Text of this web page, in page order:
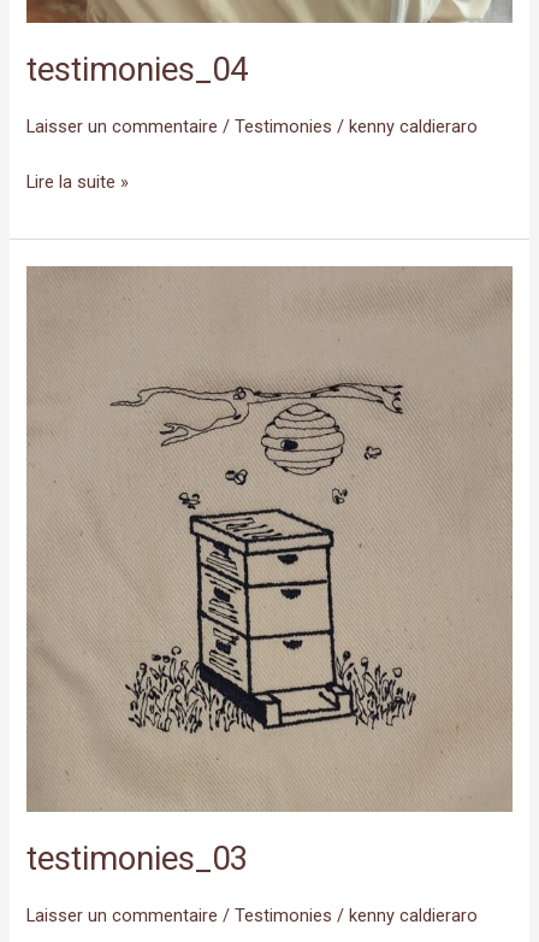
testimonies_04
Laisser un commentaire /Testimonies /kenny caldieraro
Lire la suite »
testimonies_03
Laisser un commentaire /Testimonies /kenny caldieraro
testimonies_03